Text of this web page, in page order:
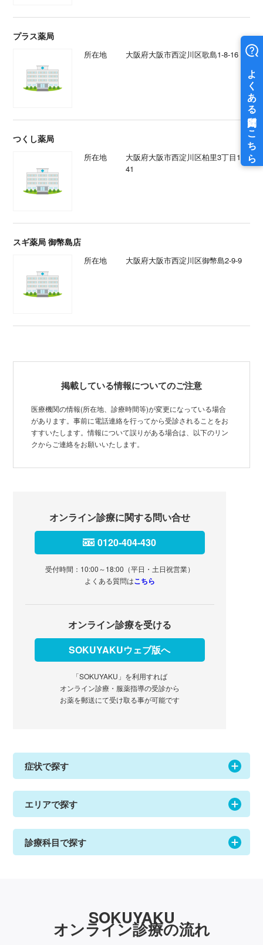
プラス薬局
所在地 大阪府大阪市西淀川区歌島1-8-16
つくし薬局
所在地
大阪府大阪市西淀川区柏里3丁目1-
41
スギ薬局 御幣島店
所在地 大阪府大阪市西淀川区御幣島2-9-9
掲載している情報についてのご注意
医療機関の情報(所在地、診療時間等)が変更になっている場合
があります。事前に電話連絡を行ってから受診されることをお
すすいたします。情報について誤りがある場合は、以下のリン
クからご連絡をお願いいたします。
オンライン診療に関する問い合せ
0120-404-430
受付時間：10:00～18:00（平日・土日祝営業）
よくある質問はこちら
オンライン診療を受ける
SOKUYAKUウェブ版へ
「SOKUYAKU」を利用すれば
オンライン診療・服薬指導の受診から
お薬を郵送にて受け取る事が可能です
症状で探す
エリアで探す
診療科目で探す
SOKUYAKU
オンライン診療の流れ